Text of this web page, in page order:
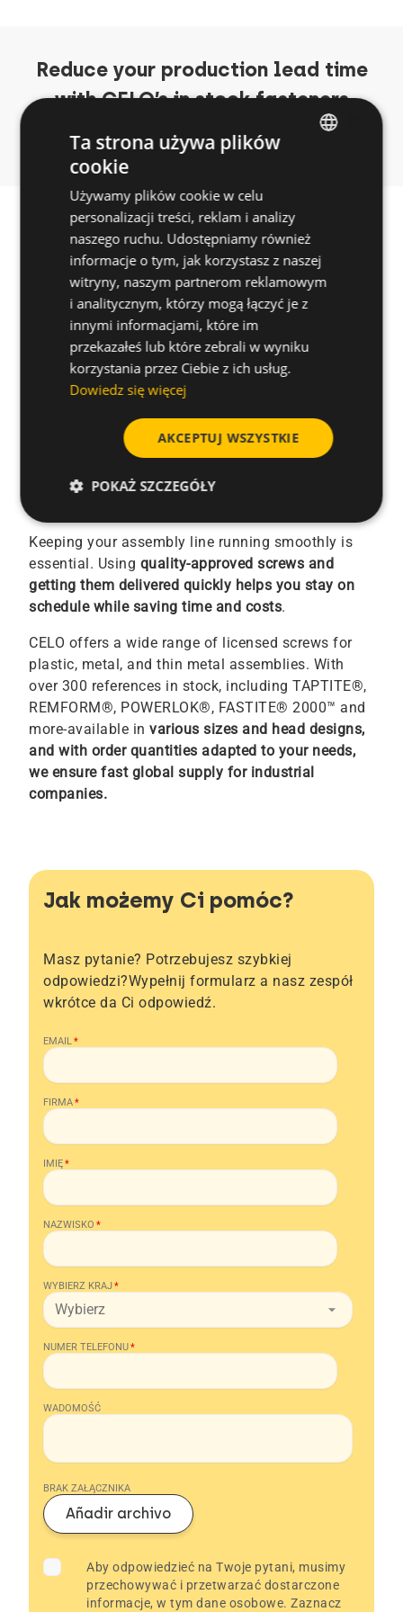
Reduce your production lead time
with CELO’s in stock fasteners
Get a quote now
End-to-End Excellence:
From Production to
Delivery
Keeping your assembly line running smoothly is
essential. Using quality-approved screws and
getting them delivered quickly helps you stay on
schedule while saving time and costs.
CELO offers a wide range of licensed screws for
plastic, metal, and thin metal assemblies. With
over 300 references in stock, including TAPTITE®,
REMFORM®, POWERLOK®, FASTITE® 2000™ and
more-available in various sizes and head designs,
and with order quantities adapted to your needs,
we ensure fast global supply for industrial
companies.
Jak możemy Ci pomóc?
Masz pytanie? Potrzebujesz szybkiej
odpowiedzi?Wypełnij formularz a nasz zespół
wkrótce da Ci odpowiedź.
EMAIL *
FIRMA*
IMIĘ*
NAZWISKO *
WYBIERZ KRAJ*
NUMER TELEFONU*
WADOMOŚĆ
BRAK ZAŁĄCZNIKA
Añadir archivo
Aby odpowiedzieć na Twoje pytani, musimy
przechowywać i przetwarzać dostarczone
informacje, w tym dane osobowe. Zaznacz
GERMAN
POLISH
Ta strona używa plików
cookie
Używamy plików cookie w celu
personalizacji treści, reklam i analizy
naszego ruchu. Udostępniamy również
informacje o tym, jak korzystasz z naszej
witryny, naszym partnerom reklamowym
i analitycznym, którzy mogą łączyć je z
innymi informacjami, które im
przekazałeś lub które zebrali w wyniku
korzystania przez Ciebie z ich usług.
Dowiedz się więcej
AKCEPTUJ WSZYSTKIE
POKAŻ SZCZEGÓŁY